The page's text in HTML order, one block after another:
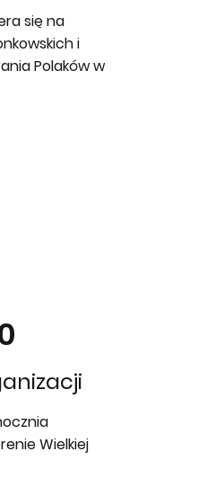
Wielkiej
się na
i
Polaków w